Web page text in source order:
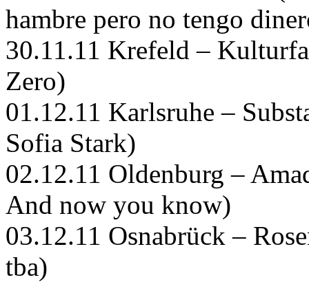
hambre pero no tengo
30.11.11 Krefeld –
Zero)
01.12.11 Karlsruhe –
Sofia Stark)
02.12.11 Oldenburg –
And now you know)
03.12.11 Osnabrück –
tba)